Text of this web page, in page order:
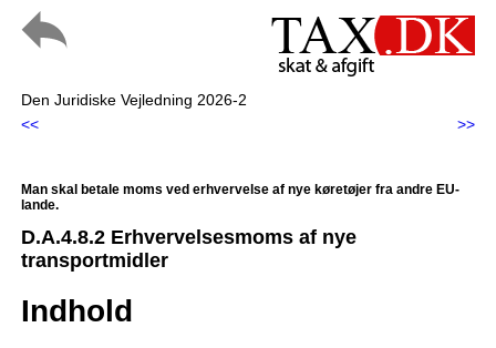
Den Juridiske Vejledning 2026-2
<<
>>
Man skal betale moms ved erhvervelse af nye køretøjer fra andre EU-
lande.
D.A.4.8.2 Erhvervelsesmoms af nye
transportmidler
Indhold